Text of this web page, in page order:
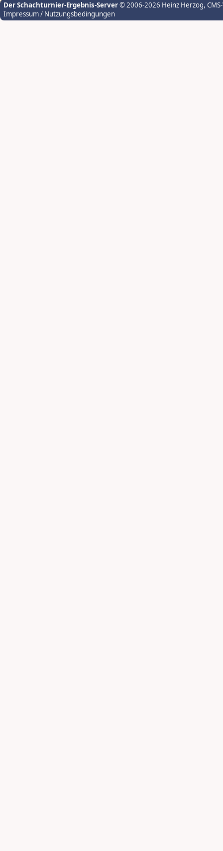
Der Schachturnier-Ergebnis-Server© 2006-2026 Heinz Herzog,
Impressum / Nutzungsbedingungen